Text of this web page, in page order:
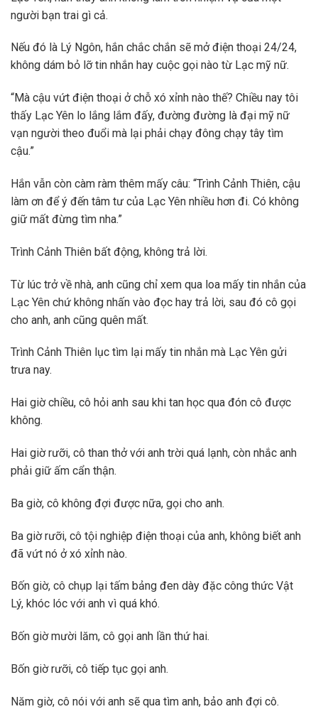
người bạn trai gì cả.
Nếu đó là Lý Ngôn, hắn chắc chắn sẽ mở điện thoại 24/24,
không dám bỏ lỡ tin nhắn hay cuộc gọi nào từ Lạc mỹ nữ.
“Mà cậu vứt điện thoại ở chỗ xó xỉnh nào thế? Chiều nay tôi
thấy Lạc Yên lo lắng lắm đấy, đường đường là đại mỹ nữ
vạn người theo đuổi mà lại phải chạy đông chạy tây tìm
cậu.”
Hắn vẫn còn càm ràm thêm mấy câu: “Trình Cảnh Thiên, cậu
làm ơn để ý đến tâm tư của Lạc Yên nhiều hơn đi. Có không
giữ mất đừng tìm nha.”
Trình Cảnh Thiên bất động, không trả lời.
Từ lúc trở về nhà, anh cũng chỉ xem qua loa mấy tin nhắn của
Lạc Yên chứ không nhấn vào đọc hay trả lời, sau đó cô gọi
cho anh, anh cũng quên mất.
Trình Cảnh Thiên lục tìm lại mấy tin nhắn mà Lạc Yên gửi
trưa nay.
Hai giờ chiều, cô hỏi anh sau khi tan học qua đón cô được
không.
Hai giờ rưỡi, cô than thở với anh trời quá lạnh, còn nhắc anh
phải giữ ấm cẩn thận.
Ba giờ, cô không đợi được nữa, gọi cho anh.
Ba giờ rưỡi, cô tội nghiệp điện thoại của anh, không biết anh
đã vứt nó ở xó xỉnh nào.
Bốn giờ, cô chụp lại tấm bảng đen dày đặc công thức Vật
Lý, khóc lóc với anh vì quá khó.
Bốn giờ mười lăm, cô gọi anh lần thứ hai.
Bốn giờ rưỡi, cô tiếp tục gọi anh.
Năm giờ, cô nói với anh sẽ qua tìm anh, bảo anh đợi cô.